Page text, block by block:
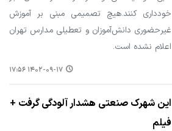
خودداری کنند.هیچ تصمیمی مبنی بر آموزش
غیرحضوری دانش‌آموزان و تعطیلی مدارس تهران
اعلام نشده است.
۱۴۰۲-۰۹-۱۷ ۱۷:۵۶
این شهرک صنعتی هشدار آلودگی گرفت +
فیلم